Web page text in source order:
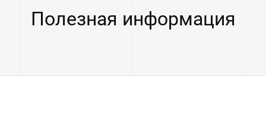
Полезная информация